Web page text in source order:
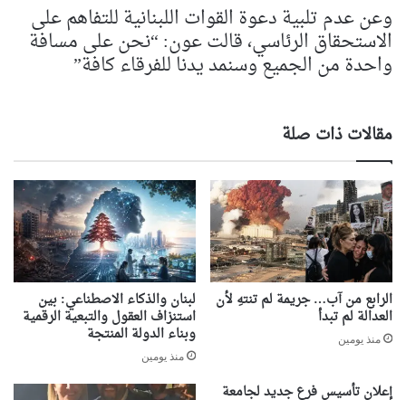
وعن عدم تلبية دعوة القوات اللبنانية للتفاهم على
الاستحقاق الرئاسي، قالت عون: “نحن على مسافة
واحدة من الجميع وسنمد يدنا للفرقاء كافة”
مقالات ذات صلة
الرابع من آب… جريمة لم تنتهِ لأن
العدالة لم تبدأ
منذ يومين
لبنان والذكاء الاصطناعي: بين
استنزاف العقول والتبعية الرقمية
وبناء الدولة المنتجة
منذ يومين
إعلان تأسيس فرع جديد لجامعة